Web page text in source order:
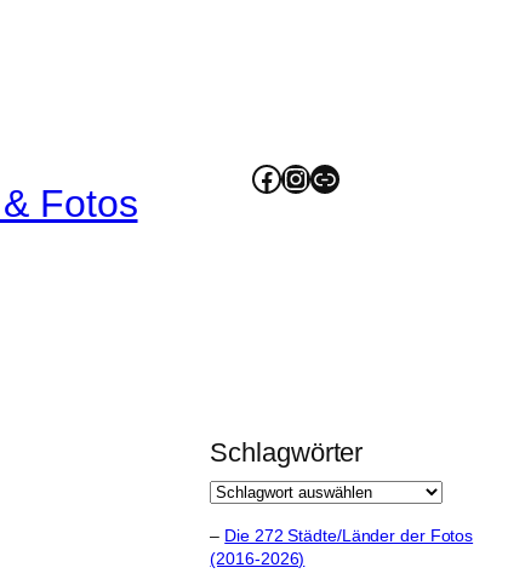
Fotos
Facebook
Instagram
Link
Schlagwörter
– Die 272 Städte/Länder der Fotos
(2016-2026)